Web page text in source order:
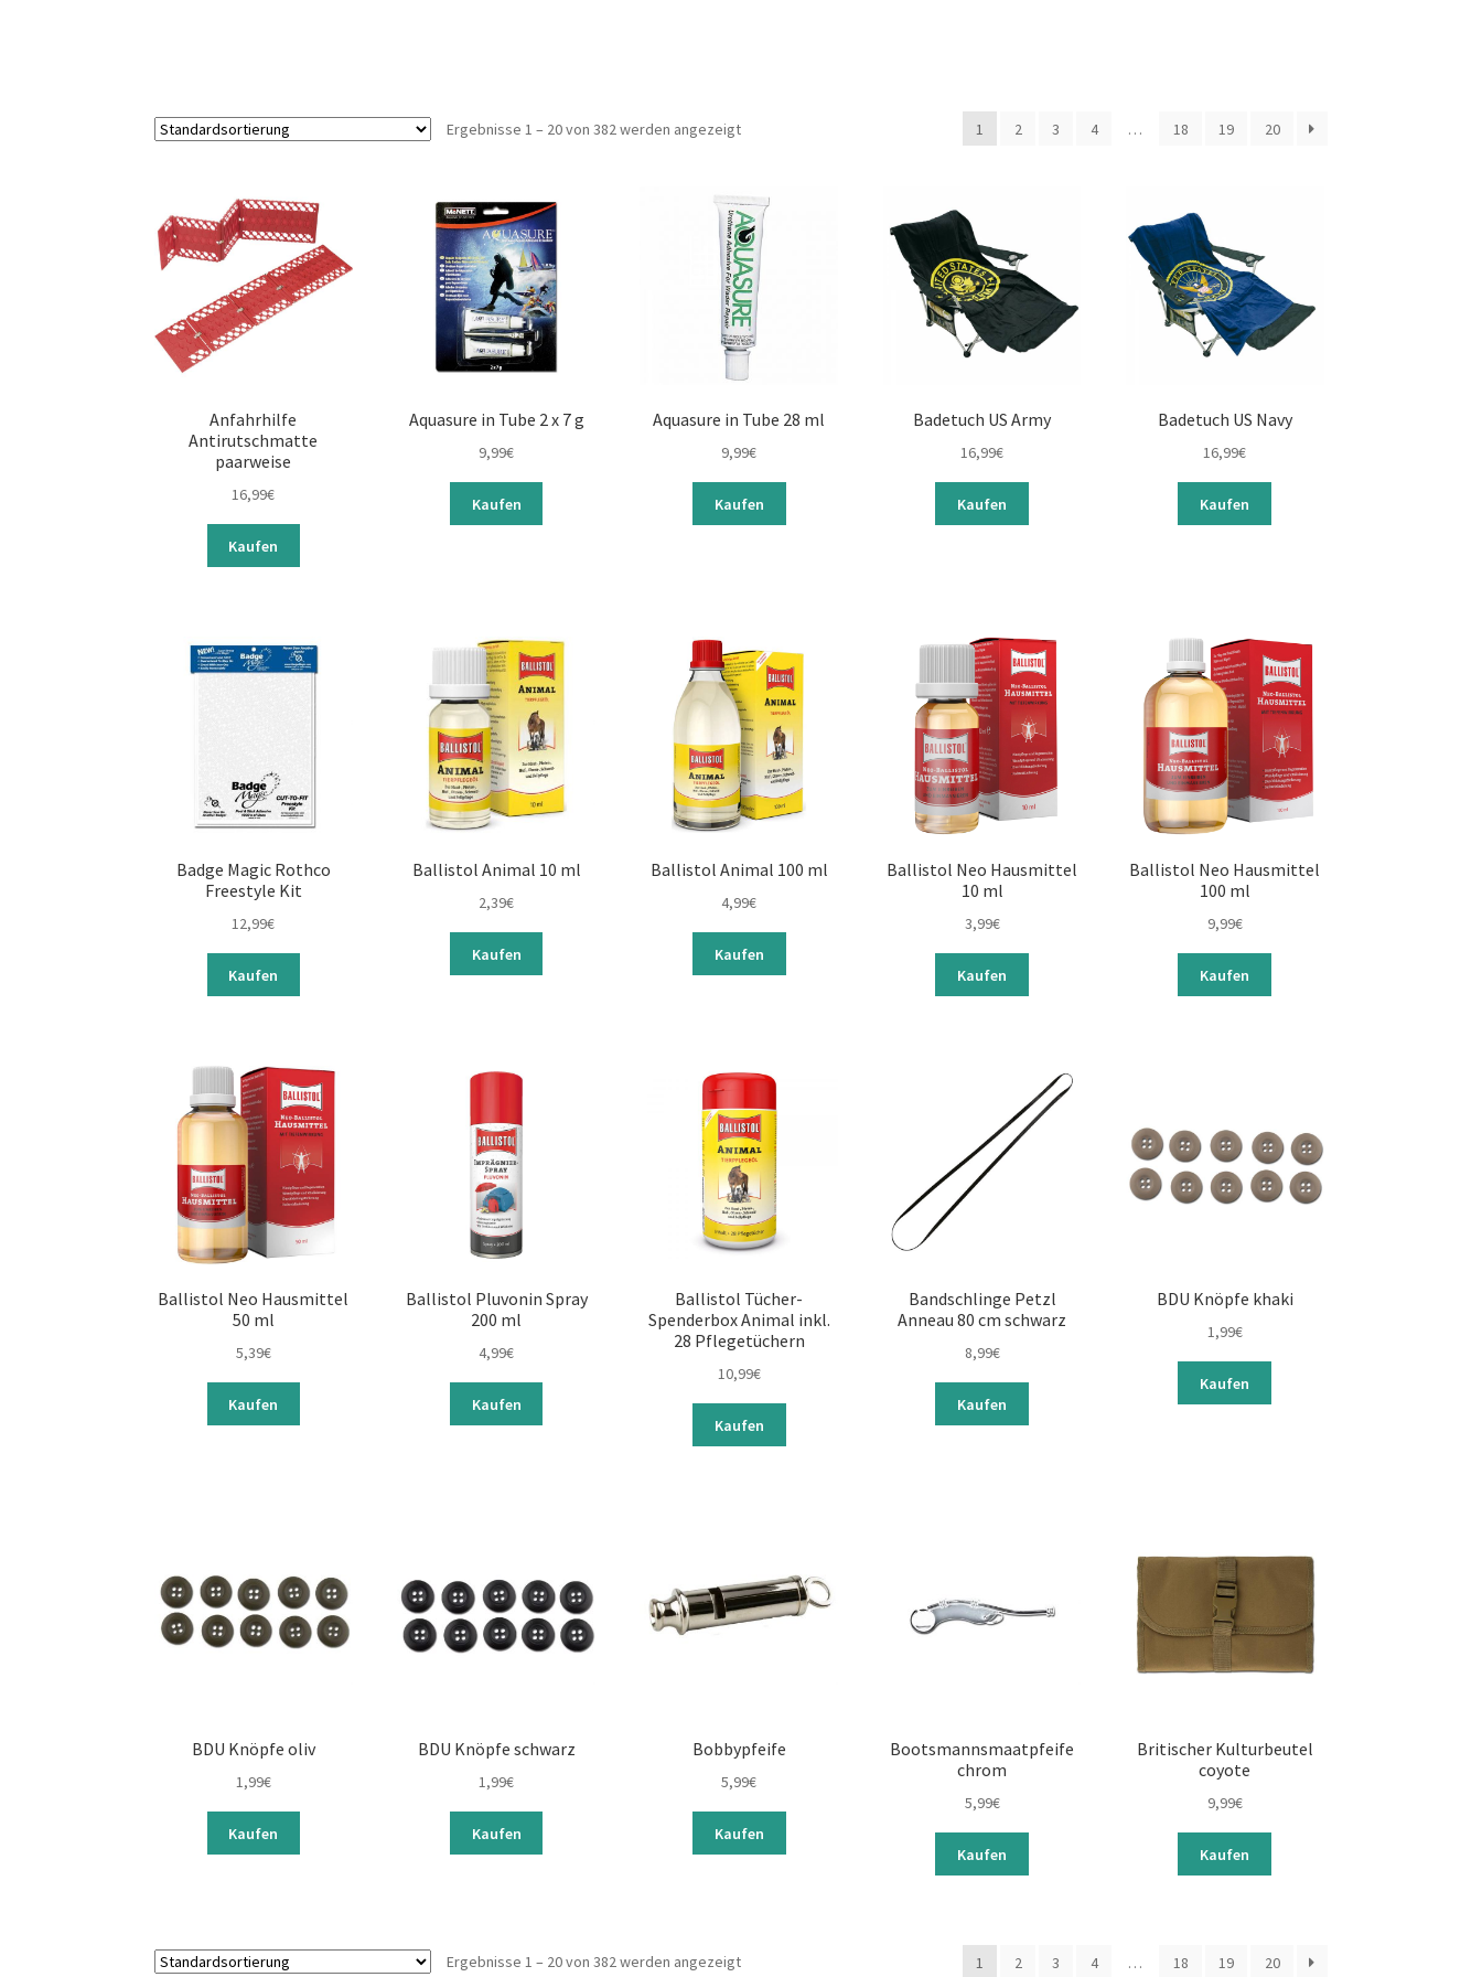
Ergebnisse 1 – 20 von 382 werden angezeigt 1 2 3 4 … 18 19 20
Anfahrhilfe
Antirutschmatte
paarweise
16,99€
Kaufen
Aquasure in Tube 2 x 7 g
9,99€
Kaufen
Aquasure in Tube 28 ml
9,99€
Kaufen
Badetuch US Army
16,99€
Kaufen
Badetuch US Navy
16,99€
Kaufen
Badge Magic Rothco
Freestyle Kit
12,99€
Kaufen
Ballistol Animal 10 ml
2,39€
Kaufen
Ballistol Animal 100 ml
4,99€
Kaufen
Ballistol Neo Hausmittel
10 ml
3,99€
Kaufen
Ballistol Neo Hausmittel
100 ml
9,99€
Kaufen
Ballistol Neo Hausmittel
50 ml
5,39€
Kaufen
Ballistol Pluvonin Spray
200 ml
4,99€
Kaufen
Ballistol Tücher-
Spenderbox Animal inkl.
28 Pflegetüchern
10,99€
Kaufen
Bandschlinge Petzl
Anneau 80 cm schwarz
8,99€
Kaufen
BDU Knöpfe khaki
1,99€
Kaufen
BDU Knöpfe oliv
1,99€
Kaufen
BDU Knöpfe schwarz
1,99€
Kaufen
Bobbypfeife
5,99€
Kaufen
Bootsmannsmaatpfeife
chrom
5,99€
Kaufen
Britischer Kulturbeutel
coyote
9,99€
Kaufen
Ergebnisse 1 – 20 von 382 werden angezeigt 1 2 3 4 … 18 19 20